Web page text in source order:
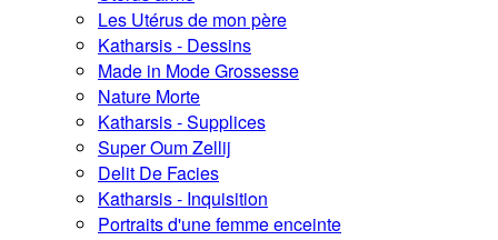
Les Utérus de mon père
Katharsis - Dessins
Made in Mode Grossesse
Nature Morte
Katharsis - Supplices
Super Oum Zellij
Delit De Facies
Katharsis - Inquisition
Portraits d'une femme enceinte